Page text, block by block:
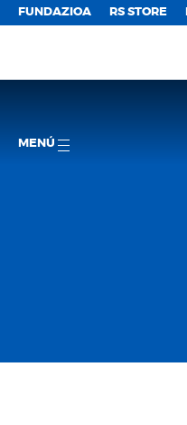
FUNDAZIOA RS STORE
MENÚ